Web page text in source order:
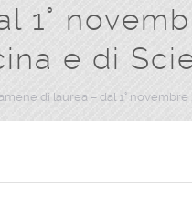
e di
di laurea – dal 1°